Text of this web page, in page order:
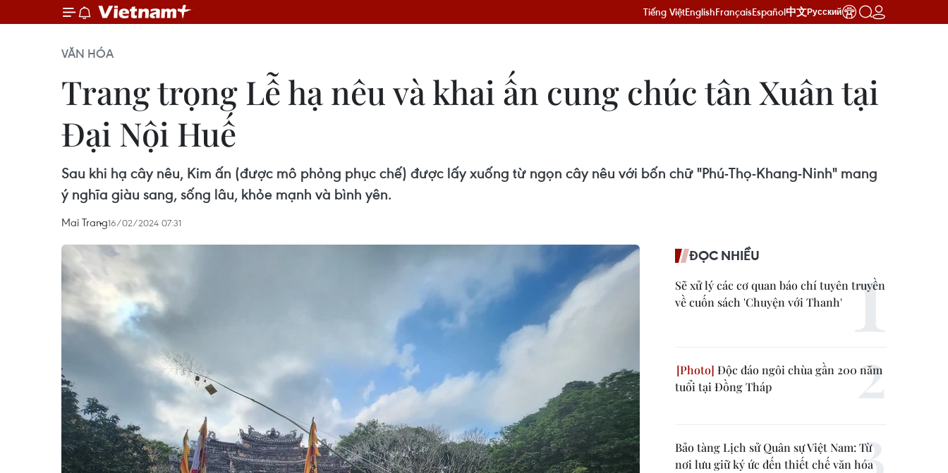
Tiếng ViệtEnglishFrançaisEspañol中文Русский
VĂN HÓA
Trang trọng Lễ hạ nêu và khai ấn cung chúc tân Xuân tại
Đại Nội Huế
Sau khi hạ cây nêu, Kim ấn (được mô phỏng phục chế) được lấy xuống từ ngọn cây nêu với bốn chữ "Phú-Thọ-Khang-Ninh" mang
ý nghĩa giàu sang, sống lâu, khỏe mạnh và bình yên.
Mai Trang16/02/2024 07:31
ĐỌC NHIỀU
Sẽ xử lý các cơ quan báo chí tuyên truyền
về cuốn sách 'Chuyện với Thanh'
Độc đáo ngôi chùa gần 200 năm
tuổi tại Đồng Tháp
Bảo tàng Lịch sử Quân sự Việt Nam: Từ
nơi lưu giữ ký ức đến thiết chế văn hóa